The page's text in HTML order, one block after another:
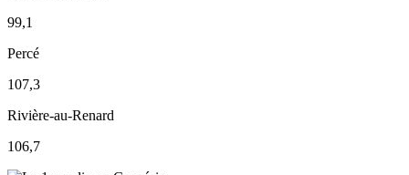
99,1
Percé
107,3
Rivière-au-Renard
106,7